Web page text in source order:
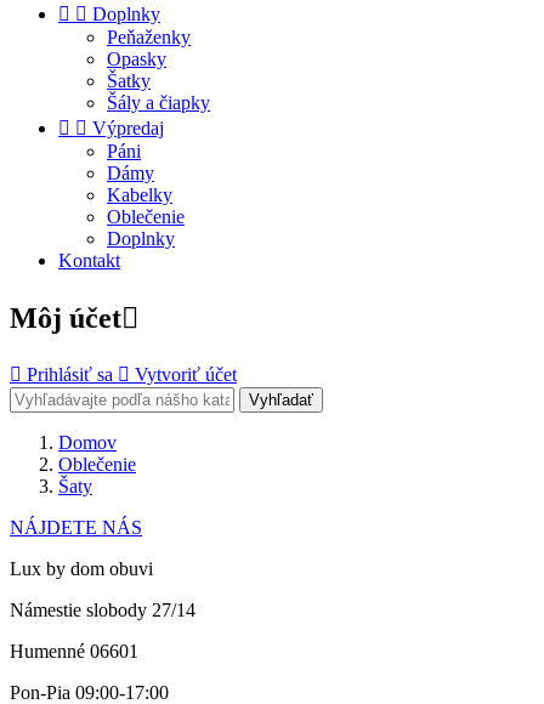
  Doplnky
Peňaženky
Opasky
Šatky
Šály a čiapky
  Výpredaj
Páni
Dámy
Kabelky
Oblečenie
Doplnky
Kontakt
Môj účet
 Prihlásiť sa  Vytvoriť účet
Vyhľadať
Domov
Oblečenie
Šaty
NÁJDETE NÁS
Lux by dom obuvi
Námestie slobody 27/14
Humenné 06601
Pon-Pia 09:00-17:00